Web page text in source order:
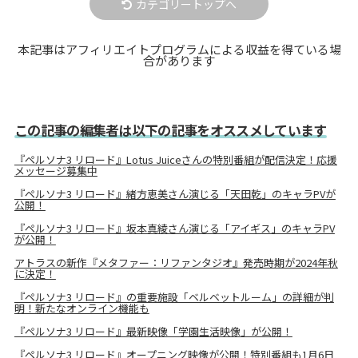
カテゴリートップへ
本記事はアフィリエイトプログラムによる収益を得ている場
合があります
この記事の編集者は以下の記事をオススメしています
『ペルソナ3 リロード』Lotus Juiceさんの特別番組が配信決定！応援
メッセージ募集中
『ペルソナ3 リロード』緒方恵美さん演じる「天田乾」のキャラPVが
公開！
『ペルソナ3 リロード』坂本真綾さん演じる「アイギス」のキャラPV
が公開！
アトラスの新作『メタファー：リファンタジオ』発売時期が2024年秋
に決定！
『ペルソナ3 リロード』の重要施設「ベルベットルーム」の詳細が判
明！新たなオンライン機能も
『ペルソナ3 リロード』最新映像「学園生活映像」が公開！
『ペルソナ3 リロード』オープニング映像が公開！特別番組も1月6日